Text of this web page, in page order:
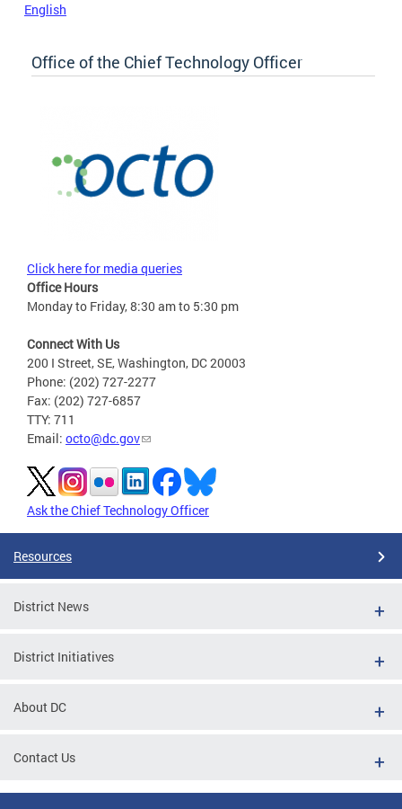
English
Office of the Chief Technology Officer
Click here for media queries
Office Hours
Monday to Friday, 8:30 am to 5:30 pm
Connect With Us
200 I Street, SE, Washington, DC 20003
Phone: (202) 727-2277
Fax: (202) 727-6857
TTY: 711
Email: octo@dc.gov
Ask the Chief Technology Officer
Resources
District News
District Initiatives
About DC
Contact Us